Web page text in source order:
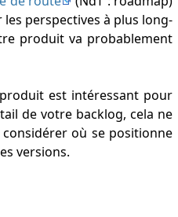
perspectives à plus long-
produit va probablement
est intéressant pour
de votre backlog, cela ne
où se positionne
versions.